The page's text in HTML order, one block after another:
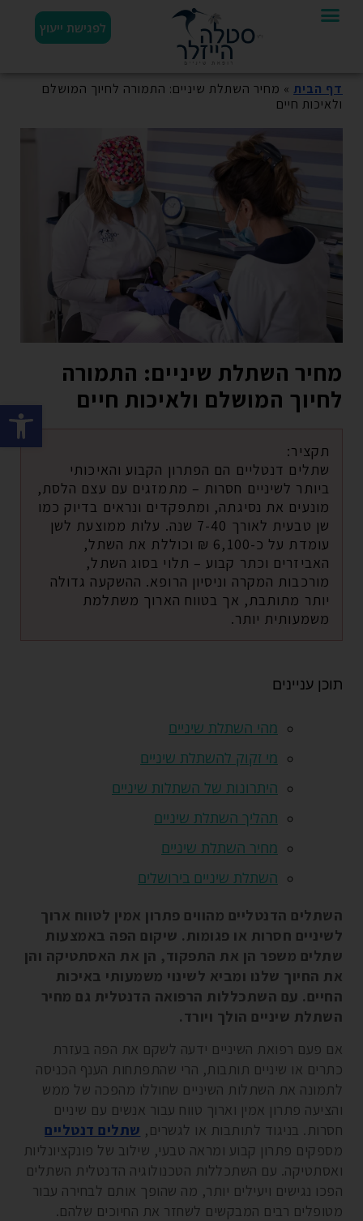
פתח
לפגישת ייעוץ
דף הבית » מחיר השתלת שיניים: התמורה לחיוך המושלם
ולאיכות חיים
מחיר השתלת שיניים: התמורה
לחיוך המושלם ולאיכות חיים
תקציר:
שתלים דנטליים הם הפתרון הקבוע והאיכותי
ביותר לשיניים חסרות – מתמזגים עם עצם הלסת,
מונעים את נסיגתה, ומתפקדים ונראים בדיוק כמו
שן טבעית לאורך 7-40 שנה. עלות ממוצעת לשן
עומדת על כ-6,100 ₪ וכוללת את השתל,
האביזרים וכתר קבוע – תלוי בסוג השתל,
מורכבות המקרה וניסיון הרופא. ההשקעה גדולה
יותר מתותבת, אך בטווח הארוך משתלמת
משמעותית יותר.
תוכן עניינים
מהי השתלת שיניים
מי זקוק להשתלת שיניים
היתרונות של השתלות שיניים
תהליך השתלת שיניים
מחיר השתלת שיניים
השתלת שיניים בירושלים
השתלים הדנטליים מהווים פתרון אמין לטווח ארוך
לשיניים חסרות או פגומות. שיקום הפה באמצעות
שתלים משפר הן את התפקוד, הן את האסתטיקה והן
את החיוך שלנו ומביא לשינוי משמעותי באיכות
החיים. עם השתכללות הרפואה הדנטלית גם מחיר
השתלת שיניים הולך ויורד.
אם פעם רפואת השיניים ידעה לשקם את הפה בעזרת
כתרים או שיניים תותבות, הרי שהתפתחות הענף הכניסה
לתמונה את השתלות השיניים שחוללו מהפכה של ממש
והציעה פתרון אמין וארוך טווח עבור אנשים עם שיניים
חסרות. בניגוד לתותבות או לגשרים, שתלים דנטליים
מספקים פתרון קבוע ומראה טבעי, שילוב של פונקציונליות
ואסתטיקה. עם השתכללות הטכנולוגיה הדנטלית השתלים
הפכו נגישים ויעילים יותר, מה שהופך אותם לבחירה עבור
מטופלים רבים המבקשים לשחזר את החיוכים שלהם.